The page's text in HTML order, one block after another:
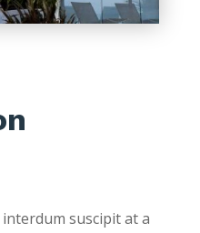
suscipit at a